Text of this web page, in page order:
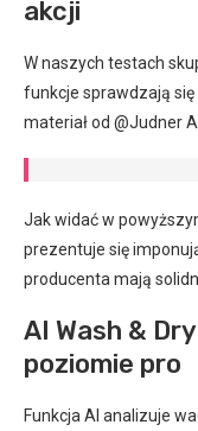
akcji
W naszych testach
funkcje sprawdzają
materiał od @Judner
Jak widać w
prezentuje się
producenta mają
AI Wash &
poziomie pro
Funkcja AI analizuje